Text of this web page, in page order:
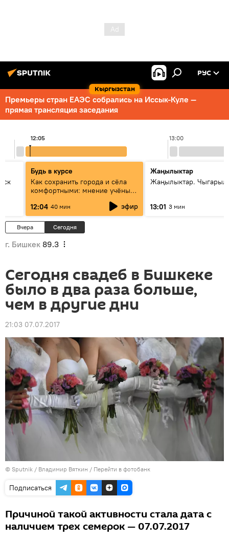
Кыргызстан
РУС
Премьеры стран ЕАЭС собрались на Иссык-Куле —
прямая трансляция заседания
13:00
12:05
Будь в курсе
Как сохранить города и сёла
комфортными: мнение учёных
12:04 40 мин эфир
Жаңылыктар
Жаңылыктар.
13:01 3 мин
Вчера Сегодня
г. Бишкек 89.3
Сегодня свадеб в Бишкеке
было в два раза больше,
чем в другие дни
21:03 07.07.2017
© Sputnik / Владимир Вяткин / Перейти в фотобанк
Подписаться
Причиной такой активности стала дата с
наличием трех семерок — 07.07.2017